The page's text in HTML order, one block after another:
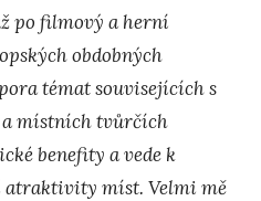
po filmový a herní
obdobných
témat souvisejících s
místních tvůrčích
benefity a vede k
míst. Velmi mě